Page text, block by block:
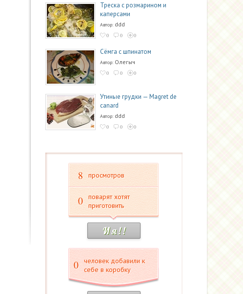
Треска с розмарином и
каперсами
Автор: ddd
0 0 0
Сёмга с шпинатом
Автор: Олегыч
0 0 0
Утиные грудки — Magret de
canard
Автор: ddd
0 0 0
8 просмотров
0
поварят хотят
приготовить
И я ! !
0
человек добавили к
себе в коробку